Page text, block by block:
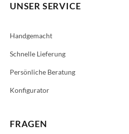
UNSER SERVICE
Handgemacht
Schnelle Lieferung
Persönliche Beratung
Konfigurator
FRAGEN